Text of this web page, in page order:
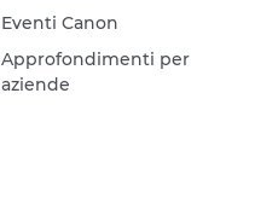
Eventi Canon
Approfondimenti per
aziende